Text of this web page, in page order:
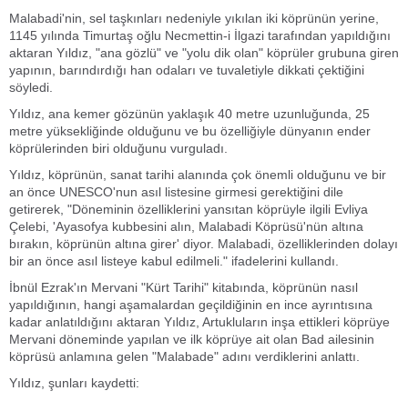
Malabadi'nin, sel taşkınları nedeniyle yıkılan iki köprünün yerine,
1145 yılında Timurtaş oğlu Necmettin-i İlgazi tarafından yapıldığını
aktaran Yıldız, "ana gözlü" ve "yolu dik olan" köprüler grubuna giren
yapının, barındırdığı han odaları ve tuvaletiyle dikkati çektiğini
söyledi.
Yıldız, ana kemer gözünün yaklaşık 40 metre uzunluğunda, 25
metre yüksekliğinde olduğunu ve bu özelliğiyle dünyanın ender
köprülerinden biri olduğunu vurguladı.
Yıldız, köprünün, sanat tarihi alanında çok önemli olduğunu ve bir
an önce UNESCO'nun asıl listesine girmesi gerektiğini dile
getirerek, "Döneminin özelliklerini yansıtan köprüyle ilgili Evliya
Çelebi, 'Ayasofya kubbesini alın, Malabadi Köprüsü'nün altına
bırakın, köprünün altına girer' diyor. Malabadi, özelliklerinden dolayı
bir an önce asıl listeye kabul edilmeli." ifadelerini kullandı.
İbnül Ezrak'ın Mervani "Kürt Tarihi" kitabında, köprünün nasıl
yapıldığının, hangi aşamalardan geçildiğinin en ince ayrıntısına
kadar anlatıldığını aktaran Yıldız, Artukluların inşa ettikleri köprüye
Mervani döneminde yapılan ve ilk köprüye ait olan Bad ailesinin
köprüsü anlamına gelen "Malabade" adını verdiklerini anlattı.
Yıldız, şunları kaydetti: